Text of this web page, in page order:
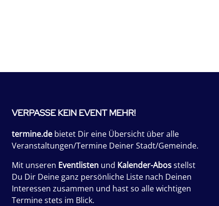
VERPASSE KEIN EVENT MEHR!
termine.de bietet Dir eine Übersicht über alle
Veranstaltungen/Termine Deiner Stadt/Gemeinde.
Mit unseren Eventlisten und Kalender-Abosstellst
Du Dir Deine ganz persönliche Liste nach Deinen
Interessen zusammen und hast so alle wichtigen
Termine stets im Blick.